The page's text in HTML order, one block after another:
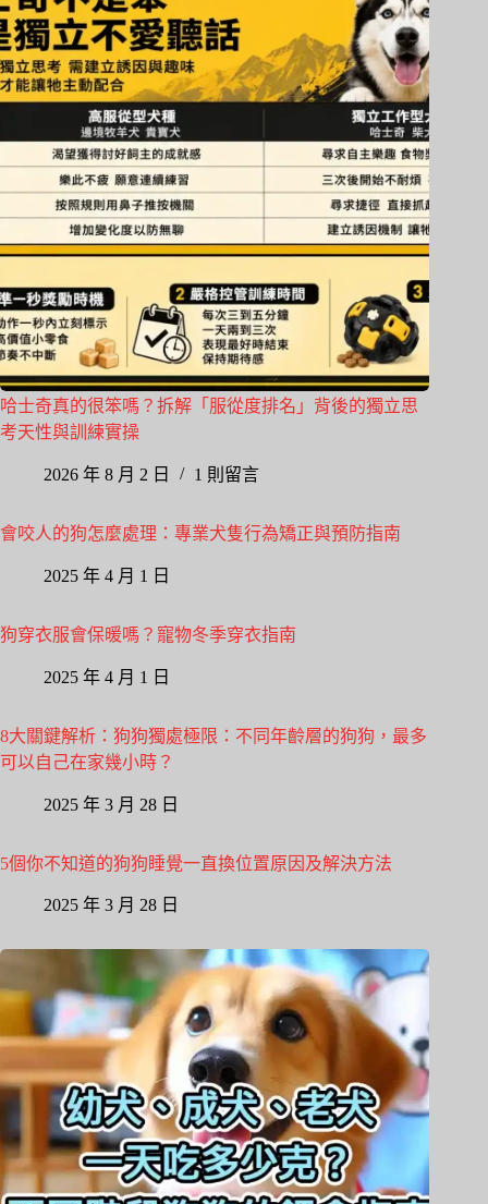
哈士奇真的很笨嗎？拆解「服從度排名」背後的獨立思
考天性與訓練實操
2026 年 8 月 2 日 1 則留言
會咬人的狗怎麼處理：專業犬隻行為矯正與預防指南
2025 年 4 月 1 日
狗穿衣服會保暖嗎？寵物冬季穿衣指南
2025 年 4 月 1 日
8大關鍵解析：狗狗獨處極限：不同年齡層的狗狗，最多
可以自己在家幾小時？
2025 年 3 月 28 日
5個你不知道的狗狗睡覺一直換位置原因及解決方法
2025 年 3 月 28 日